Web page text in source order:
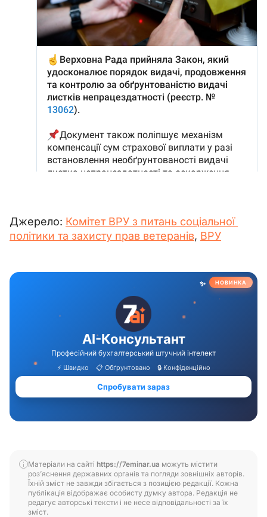
Джерело: Комітет ВРУ з питань соціальної
політики та захисту прав ветеранів, ВРУ
Матеріали на сайті https://7eminar.ua можуть містити
роз’яснення державних органів та погляди зовнішніх авторів.
Їхній зміст не завжди збігається з позицією редакції. Кожна
публікація відображає особисту думку автора. Редакція не
редагує авторські тексти і не несе відповідальності за їх
зміст.